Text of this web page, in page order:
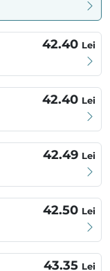
42.40 Lei
42.40 Lei
42.49 Lei
42.50 Lei
43.35 Lei